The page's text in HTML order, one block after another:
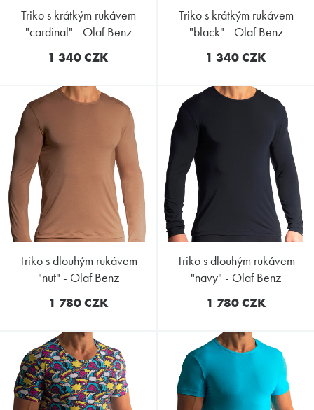
triko s krátkým rukávem
"cardinal" - Olaf Benz
1 340 CZK
triko s krátkým rukávem
"black" - Olaf Benz
1 340 CZK
triko s dlouhým rukávem
"nut" - Olaf Benz
1 780 CZK
triko s dlouhým rukávem
"navy" - Olaf Benz
1 780 CZK